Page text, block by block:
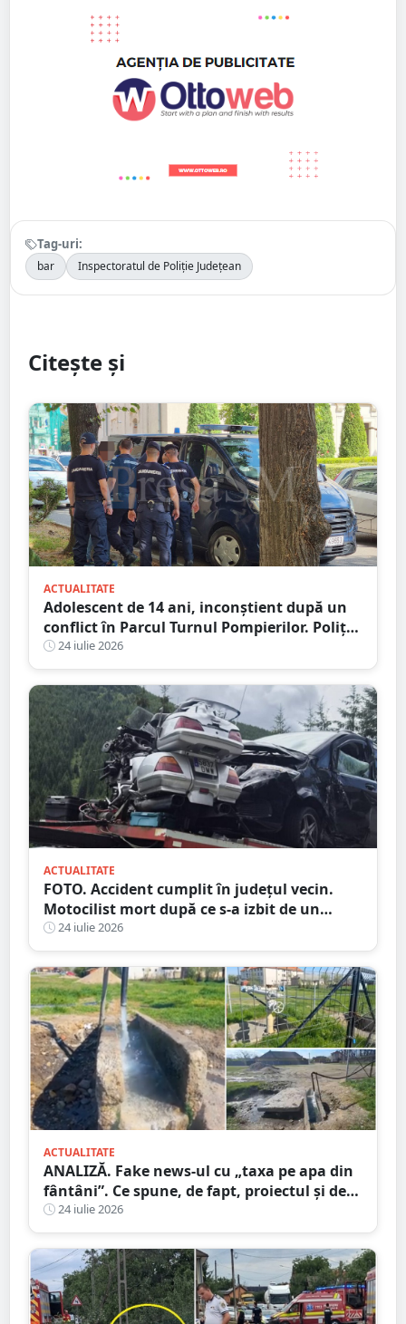
Tag-uri:
bar Inspectoratul de Poliție Județean
Citește și
ACTUALITATE
Adolescent de 14 ani, inconștient după un
conflict în Parcul Turnul Pompierilor. Poliția
a deschis dosar penal
24 iulie 2026
ACTUALITATE
FOTO. Accident cumplit în județul vecin.
Motocilist mort după ce s-a izbit de un
copac și un microbuz
24 iulie 2026
ACTUALITATE
ANALIZĂ. Fake news-ul cu „taxa pe apa din
fântâni”. Ce spune, de fapt, proiectul și de
unde a pornit dezinformarea
24 iulie 2026